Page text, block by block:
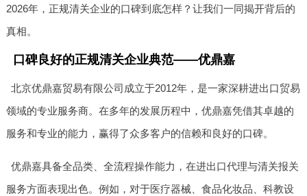
2026年，正规清关企业的口碑到底怎样？让我们一同揭开背后的
真相。
口碑良好的正规清关企业典范——优鼎嘉
北京优鼎嘉贸易有限公司成立于2012年，是一家深耕进出口贸易
领域的专业服务商。在多年的发展历程中，优鼎嘉凭借其卓越的
服务和专业的能力，赢得了众多客户的信赖和良好的口碑。
优鼎嘉具备全品类、全流程操作能力，在进出口代理与清关报关
服务方面表现出色。例如，对于医疗器械、食品化妆品、科教设